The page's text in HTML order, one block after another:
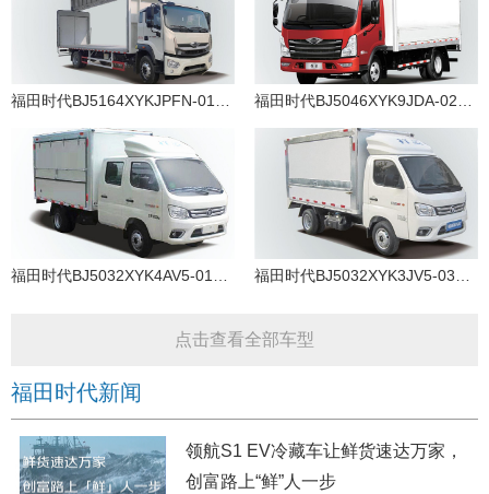
点击查看全部车型
福田时代新闻
领航S1 EV冷藏车让鲜货速达万家，
创富路上“鲜”人一步